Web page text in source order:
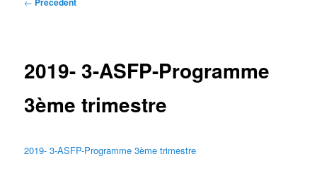
2019- 3-ASFP-Programme
3ème trimestre
2019- 3-ASFP-Programme 3ème trimestre